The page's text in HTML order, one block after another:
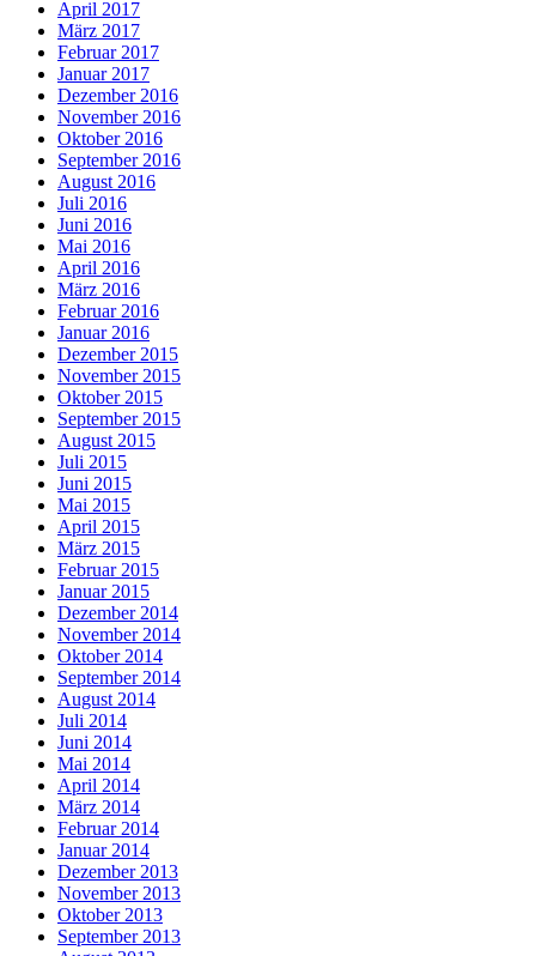
April 2017
März 2017
Februar 2017
Januar 2017
Dezember 2016
November 2016
Oktober 2016
September 2016
August 2016
Juli 2016
Juni 2016
Mai 2016
April 2016
März 2016
Februar 2016
Januar 2016
Dezember 2015
November 2015
Oktober 2015
September 2015
August 2015
Juli 2015
Juni 2015
Mai 2015
April 2015
März 2015
Februar 2015
Januar 2015
Dezember 2014
November 2014
Oktober 2014
September 2014
August 2014
Juli 2014
Juni 2014
Mai 2014
April 2014
März 2014
Februar 2014
Januar 2014
Dezember 2013
November 2013
Oktober 2013
September 2013